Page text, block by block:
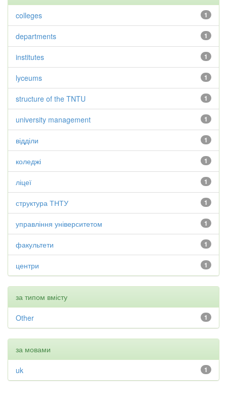
1
colleges
1
departments
1
institutes
1
lyceums
1
structure of the TNTU
1
university management
1
відділи
1
коледжі
1
ліцеї
1
структура ТНТУ
1
управління університетом
1
факультети
1
центри
за типом вмісту
1
Other
за мовами
1
uk